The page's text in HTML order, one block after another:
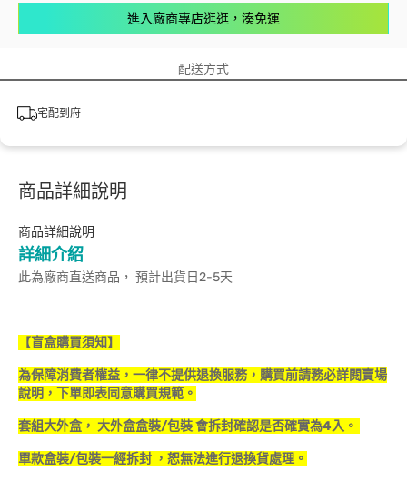
進入廠商專店逛逛，湊免運
配送方式
宅配到府
商品詳細說明
商品詳細說明
詳細介紹
此為廠商直送商品， 預計出貨日2-5天
【盲盒購買須知】
為保障消費者權益，一律不提供退換服務，購買前請務必詳閱賣場
說明，下單即表同意購買規範。
套組大外盒， 大外盒盒裝/包裝 會拆封確認是否確實為4入。
單款盒裝/包裝一經拆封 ，恕無法進行退換貨處理。